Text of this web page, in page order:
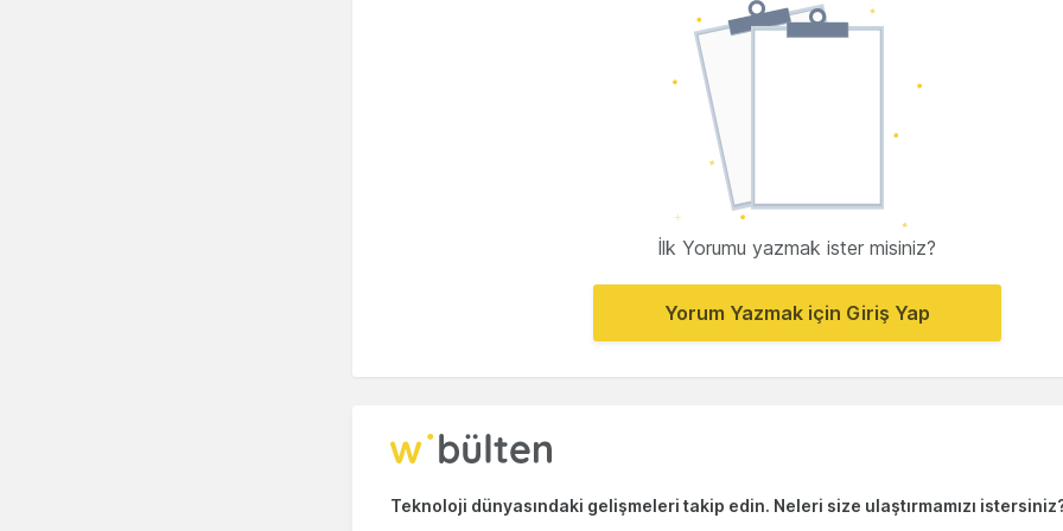
İlk Yorumu yazmak ister misiniz?
Yorum Yazmak için Giriş Yap
Teknoloji dünyasındaki gelişmeleri takip edin. Neleri size ulaştırmamızı